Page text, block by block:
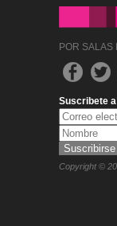
POR SALAS
Suscribete
Copyright ©